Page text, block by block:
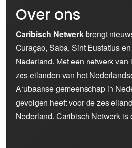
Over ons
Caribisch Netwerkbrengt
Curaçao, Saba, Sint Eustatius
Nederland. Met een netwerk
zes eilanden van het
Arubaanse gemeenschap in
gevolgen heeft voor de zes
Nederland. Caribisch Netwerk is